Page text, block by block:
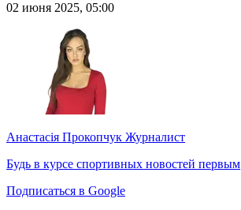
02 июня 2025, 05:00
Анастасія Прокопчук Журналист
Будь в курсе спортивных новостей первым
Подписаться в Google